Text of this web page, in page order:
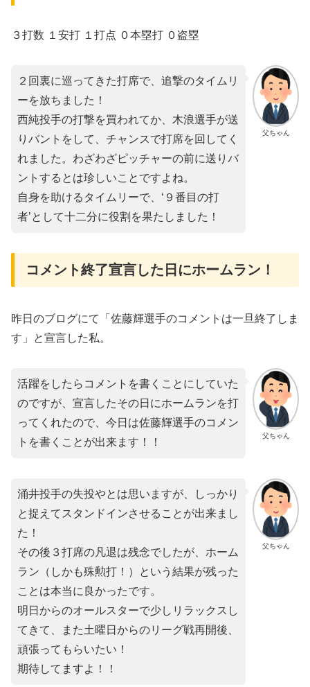
３打数 １安打 １打点 ０本塁打 ０盗塁
父ちゃん
２回裏に巡ってきた打席で、追撃のタイムリ
ーを放ちました！
西純投手の打撃を買われてか、木浪選手が送
りバントをして、チャンスで打席を回してく
れました。わざわざピッチャーの前に送りバ
ントするとは珍しいことですよね。
自身を助けるタイムリーで、‘９番目の打
者’として十二分に役割を果たしました！
コメント終了宣言した日にホームラン！
昨日のブログにて「佐藤輝選手のコメントは一旦終了しま
す」と宣言した私。
父ちゃん
活躍をしたらコメントを書くことにしていた
のですが、宣言したその日にホームランを打
ってくれたので、今日は佐藤輝選手のコメン
トを書くことが出来ます！！
父ちゃん
涌井投手の失投やとは思いますが、しっかり
と捉えてスタンドインさせることが出来まし
た！
その後３打席の凡退は残念でしたが、ホーム
ラン（しかも殊勲打！）という結果が残った
ことは本当に良かったです。
明日からのオールスターで少しリラックスし
てきて、また土曜日からのリーグ戦再開後、
頑張ってもらいたい！
期待してますよ！！